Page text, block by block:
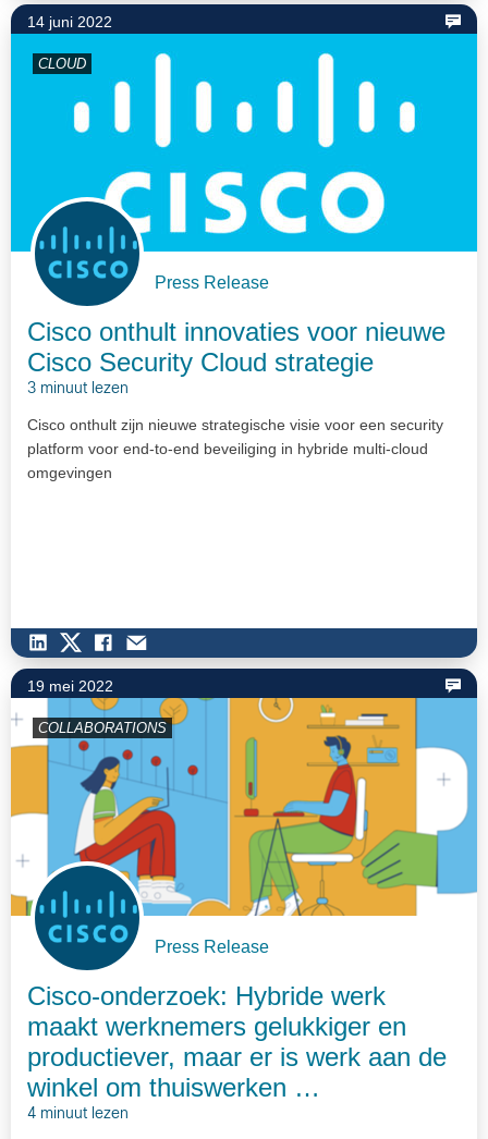
14 juni 2022
CLOUD
Press Release
Cisco onthult innovaties voor nieuwe
Cisco Security Cloud strategie
3 minuut lezen
Cisco onthult zijn nieuwe strategische visie voor een security
platform voor end-to-end beveiliging in hybride multi-cloud
omgevingen
19 mei 2022
COLLABORATIONS
Press Release
Cisco-onderzoek: Hybride werk
maakt werknemers gelukkiger en
productiever, maar er is werk aan de
winkel om thuiswerken …
4 minuut lezen